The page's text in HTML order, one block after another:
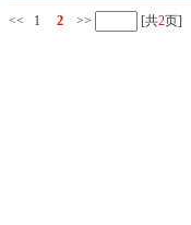
<< 1 2 >> [共2页]